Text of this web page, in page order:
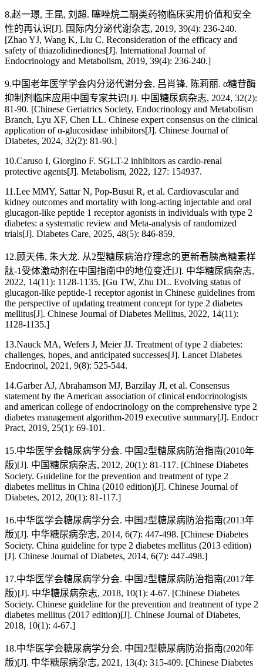
8.赵一璟, 王昆, 刘超. 噻唑烷二酮类药物临床实用价值和安全
性的再认识[J]. 国际内分泌代谢杂志, 2019, 39(4): 236-240.
[Zhao YJ, Wang K, Liu C. Reconsideration of the efficacy and
safety of thiazolidinediones[J]. International Journal of
Endocrinology and Metabolism, 2019, 39(4): 236-240.]
9.中国老年医学学会内分泌代谢分会, 吕肖锋, 陈莉丽. α糖苷酶
抑制剂临床应用中国专家共识[J]. 中国糖尿病杂志, 2024, 32(2):
81-90. [Chinese Geriatrics Society, Endocrinology and Metabolism
Branch, Lyu XF, Chen LL. Chinese expert consensus on the clinical
application of α-glucosidase inhibitors[J]. Chinese Journal of
Diabetes, 2024, 32(2): 81-90.]
10.Caruso I, Giorgino F. SGLT-2 inhibitors as cardio-renal
protective agents[J]. Metabolism, 2022, 127: 154937.
11.Lee MMY, Sattar N, Pop-Busui R, et al. Cardiovascular and
kidney outcomes and mortality with long-acting injectable and oral
glucagon-like peptide 1 receptor agonists in individuals with type 2
diabetes: a systematic review and Meta-analysis of randomized
trials[J]. Diabetes Care, 2025, 48(5): 846-859.
12.顾天伟, 朱大龙. 从2型糖尿病治疗理念的更新看胰高糖素样
肽-1受体激动剂在中国指南中的地位变迁[J]. 中华糖尿病杂志,
2022, 14(11): 1128-1135. [Gu TW, Zhu DL. Evolving status of
glucagon-like peptide-1 receptor agonist in Chinese guidelines from
the perspective of updating treatment concept for type 2 diabetes
mellitus[J]. Chinese Journal of Diabetes Mellitus, 2022, 14(11):
1128-1135.]
13.Nauck MA, Wefers J, Meier JJ. Treatment of type 2 diabetes:
challenges, hopes, and anticipated successes[J]. Lancet Diabetes
Endocrinol, 2021, 9(8): 525-544.
14.Garber AJ, Abrahamson MJ, Barzilay JI, et al. Consensus
statement by the American association of clinical endocrinologists
and american college of endocrinology on the comprehensive type 2
diabetes management algorithm-2019 executive summary[J]. Endocr
Pract, 2019, 25(1): 69-101.
15.中华医学会糖尿病学分会. 中国2型糖尿病防治指南(2010年
版)[J]. 中国糖尿病杂志, 2012, 20(1): 81-117. [Chinese Diabetes
Society. Guideline for the prevention and treatment of type 2
diabetes mellitus in China (2010 edition)[J]. Chinese Journal of
Diabetes, 2012, 20(1): 81-117.]
16.中华医学会糖尿病学分会. 中国2型糖尿病防治指南(2013年
版)[J]. 中华糖尿病杂志, 2014, 6(7): 447-498. [Chinese Diabetes
Society. China guideline for type 2 diabetes mellitus (2013 edition)
[J]. Chinese Journal of Diabetes, 2014, 6(7): 447-498.]
17.中华医学会糖尿病学分会. 中国2型糖尿病防治指南(2017年
版) [J]. 中华糖尿病杂志, 2018, 10(1): 4-67. [Chinese Diabetes
Society. Chinese guideline for the prevention and treatment of type 2
diabetes mellitus (2017 edition)[J]. Chinese Journal of Diabetes,
2018, 10(1): 4-67.]
18.中华医学会糖尿病学分会. 中国2型糖尿病防治指南(2020年
版)[J]. 中华糖尿病杂志, 2021, 13(4): 315-409. [Chinese Diabetes